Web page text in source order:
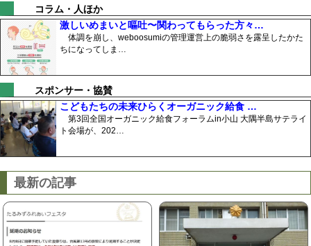
コラム・人ほか
激しいめまいと嘔吐〜関わってもらった方々…
体調を崩し、weboosumiの管理運営上の脆弱さを露呈したかた
ちになってしま…
スポンサー・協賛
こどもたちの未来ひらくオーガニック給食 …
第3回全国オーガニック給食フォーラムin小山 大隅半島サテライ
ト会場が、202…
最新の記事